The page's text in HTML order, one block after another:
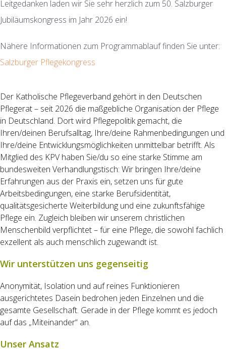
Leitgedanken laden wir Sie sehr herzlich zum 50. Salzburger
Jubiläumskongress im Jahr 2026 ein!
Nähere Informationen zum Programmablauf finden Sie unter:
Salzburger Pflegekongress
Der Katholische Pflegeverband gehört in den Deutschen
Pflegerat – seit 2026 die maßgebliche Organisation der Pflege
in Deutschland. Dort wird Pflegepolitik gemacht, die
Ihren/deinen Berufsalltag, Ihre/deine Rahmenbedingungen und
Ihre/deine Entwicklungsmöglichkeiten unmittelbar betrifft. Als
Mitglied des KPV haben Sie/du so eine starke Stimme am
bundesweiten Verhandlungstisch: Wir bringen Ihre/deine
Erfahrungen aus der Praxis ein, setzen uns für gute
Arbeitsbedingungen, eine starke Berufsidentität,
qualitätsgesicherte Weiterbildung und eine zukunftsfähige
Pflege ein. Zugleich bleiben wir unserem christlichen
Menschenbild verpflichtet – für eine Pflege, die sowohl fachlich
exzellent als auch menschlich zugewandt ist.
Wir unterstützen uns gegenseitig
Anonymität, Isolation und auf reines Funktionieren
ausgerichtetes Dasein bedrohen jeden Einzelnen und die
gesamte Gesellschaft. Gerade in der Pflege kommt es jedoch
auf das „Miteinander“ an.
Unser Ansatz